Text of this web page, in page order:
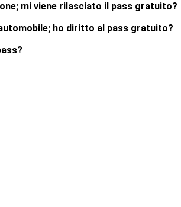
mi viene rilasciato il pass gratuito?
ho diritto al pass gratuito?